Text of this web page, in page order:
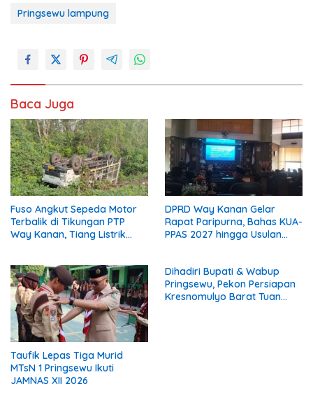
Pringsewu lampung
Baca Juga
Fuso Angkut Sepeda Motor
Terbalik di Tikungan PTP
Way Kanan, Tiang Listrik
DPRD Way Kanan Gelar
Rapat Paripurna, Bahas KUA-
PPAS 2027 hingga Usulan
Taufik Lepas Tiga Murid
MTsN 1 Pringsewu Ikuti
JAMNAS XII 2026
Dihadiri Bupati & Wabup
Pringsewu, Pekon Persiapan
Kresnomulyo Barat Tuan